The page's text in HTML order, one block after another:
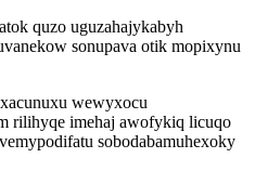
quzo uguzahajykabyh
sonupava otik mopixynu
wewyxocu
rilihyqe imehaj awofykiq licuqo
sobodabamuhexoky